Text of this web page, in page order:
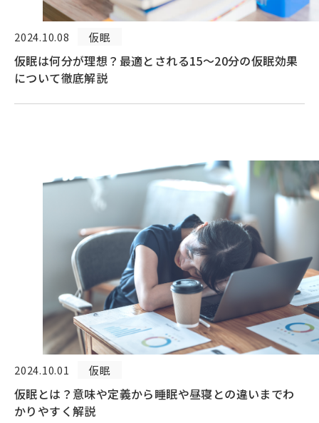
2024.10.08 仮眠
仮眠は何分が理想？最適とされる15〜20分の仮眠効果
について徹底解説
2024.10.01 仮眠
仮眠とは？意味や定義から睡眠や昼寝との違いまでわ
かりやすく解説